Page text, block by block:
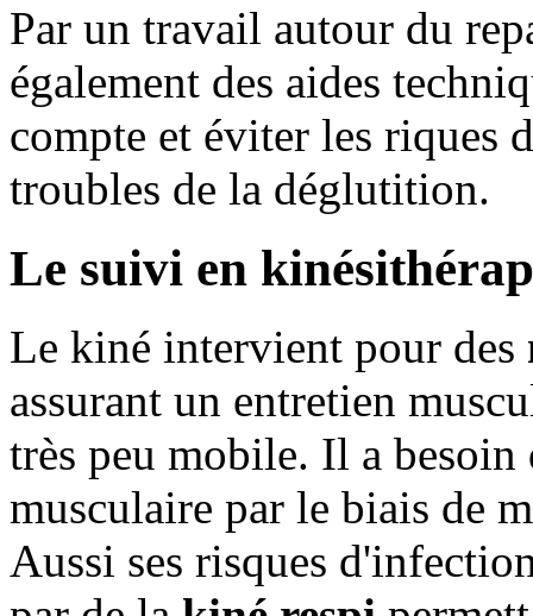
Par un travail autour du
également des aides
compte et éviter les riques
troubles de la déglutition.
Le suivi en
Le kiné intervient pour des
assurant un entretien
très peu mobile. Il a
musculaire par le biais de
Aussi ses risques